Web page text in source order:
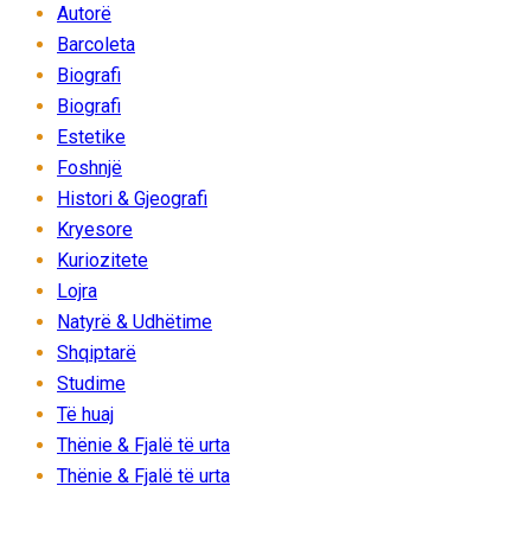
Autorë
Barcoleta
Biografi
Biografi
Estetike
Foshnjë
Histori & Gjeografi
Kryesore
Kuriozitete
Lojra
Natyrë & Udhëtime
Shqiptarë
Studime
Të huaj
Thënie & Fjalë të urta
Thënie & Fjalë të urta